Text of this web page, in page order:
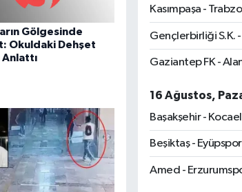
Gölgesinde
Okuldaki Dehşet
Anlattı
Kasımpaşa -
Gençlerbirliği S.K.
Gaziantep FK -
16 Ağustos,
Başakşehir -
Beşiktaş - Eyüpspor
Amed -